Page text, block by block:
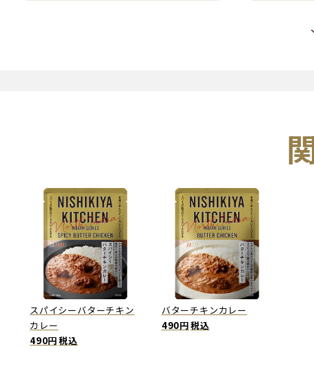
スパイシーバターチキン
カレー
490円税込
バターチキンカレー
490円税込